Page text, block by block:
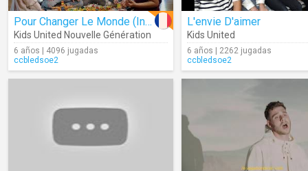
Pour Changer Le Monde (Inédit)
Kids United Nouvelle Génération
6 años | 4096 jugadas
ccbledsoe2
L'envie D'aimer
Kids United
6 años | 2262 jugadas
ccbledsoe2